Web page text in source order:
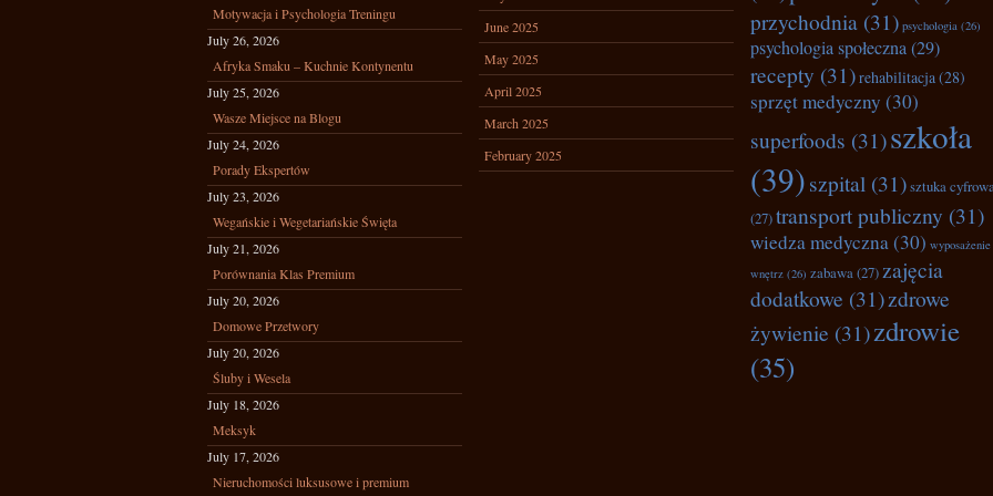
Motywacja i Psychologia Treningu
July 26, 2026
Afryka Smaku – Kuchnie Kontynentu
July 25, 2026
Wasze Miejsce na Blogu
July 24, 2026
Porady Ekspertów
July 23, 2026
Wegańskie i Wegetariańskie Święta
July 21, 2026
Porównania Klas Premium
July 20, 2026
Domowe Przetwory
July 20, 2026
Śluby i Wesela
July 18, 2026
Meksyk
July 17, 2026
Nieruchomości luksusowe i premium
June 2025
May 2025
April 2025
March 2025
February 2025
przychodnia (31) psychologia (26)
psychologia społeczna(29)
recepty (31)rehabilitacja(28)
sprzęt medyczny (30)
superfoods (31)szkoła
(39)szpital (31)sztuka
(27)transport publiczny (31)
wiedza medyczna(30) wyposażenie
wnętrz (26) zabawa(27) zajęcia
dodatkowe (31)zdrowe
żywienie (31)zdrowie
(35)